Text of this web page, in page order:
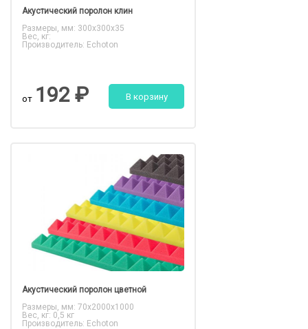
Акустический поролон клин
Размеры, мм: 300x300x35
Вес, кг:
Производитель: Echoton
от 192 ₽ В корзину
Акустический поролон цветной
Размеры, мм: 70x2000x1000
Вес, кг: 0,5 кг
Производитель: Echoton